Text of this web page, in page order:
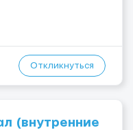
скорее....
Откликнуться
(внутренние